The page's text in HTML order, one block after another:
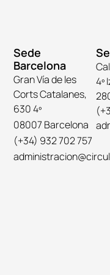
Sede
Barcelona
Gran Vía de les
Corts Catalanes,
630 4º
08007 Barcelona
(+34) 932 702 757
4º